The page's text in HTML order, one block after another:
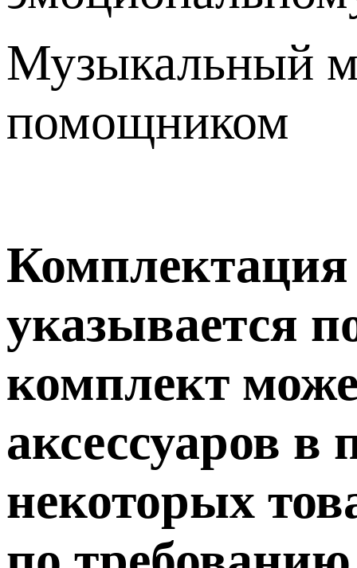
Музыкальный
помощником
Комплектация
указывается
комплект
аксессуаров в
некоторых